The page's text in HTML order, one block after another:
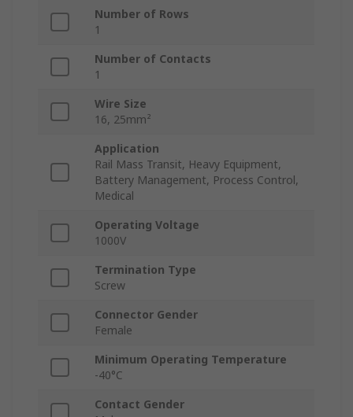
Number of Rows
1
Number of Contacts
1
Wire Size
16, 25mm²
Application
Rail Mass Transit, Heavy Equipment,
Battery Management, Process Control,
Medical
Operating Voltage
1000V
Termination Type
Screw
Connector Gender
Female
Minimum Operating Temperature
-40°C
Contact Gender